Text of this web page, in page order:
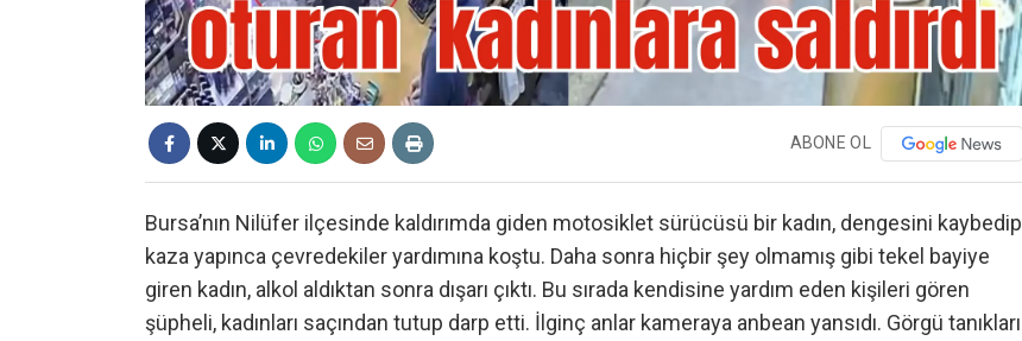
ABONE OL
Bursa’nın Nilüfer ilçesinde kaldırımda giden motosiklet sürücüsü bir kadın, dengesini kaybedip
kaza yapınca çevredekiler yardımına koştu. Daha sonra hiçbir şey olmamış gibi tekel bayiye
giren kadın, alkol aldıktan sonra dışarı çıktı. Bu sırada kendisine yardım eden kişileri gören
şüpheli, kadınları saçından tutup darp etti. İlginç anlar kameraya anbean yansıdı. Görgü tanıkları